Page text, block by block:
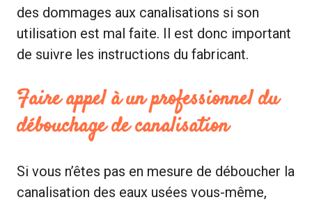
des dommages aux canalisations si son
utilisation est mal faite. Il est donc important
de suivre les instructions du fabricant.
Faire appel à un professionnel du
débouchage de canalisation
Si vous n’êtes pas en mesure de déboucher la
canalisation des eaux usées vous-même,